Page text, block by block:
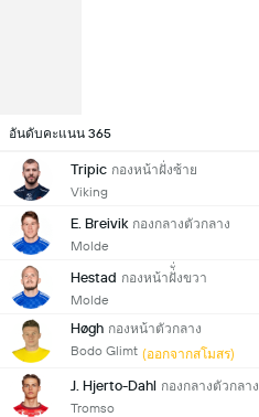
อันดับคะแนน 365
Tripic กองหน้าฝั่งซ้าย
Viking
E. Breivik กองกลางตัวกลาง
Molde
Hestad กองหน้าฝั่ั่งขวา
Molde
Høgh กองหน้าตัวกลาง
Bodo Glimt (ออกจากสโมสร)
J. Hjerto-Dahl กองกลางตัวกลาง
Tromso